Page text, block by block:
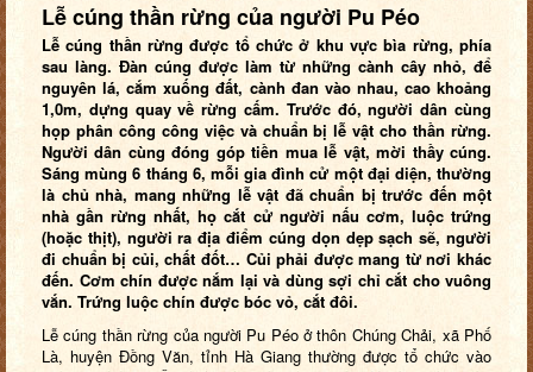
Lễ cúng thần rừng của người Pu Péo
Lễ cúng thần rừng được tổ chức ở khu vực bìa rừng, phía
sau làng. Đàn cúng được làm từ những cành cây nhỏ, để
nguyên lá, cắm xuống đất, cành đan vào nhau, cao khoảng
1,0m, dựng quay về rừng cấm. Trước đó, người dân cùng
họp phân công công việc và chuẩn bị lễ vật cho thần rừng.
Người dân cùng đóng góp tiền mua lễ vật, mời thầy cúng.
Sáng mùng 6 tháng 6, mỗi gia đình cử một đại diện, thường
là chủ nhà, mang những lễ vật đã chuẩn bị trước đến một
nhà gần rừng nhất, họ cắt cử người nấu cơm, luộc trứng
(hoặc thịt), người ra địa điểm cúng dọn dẹp sạch sẽ, người
đi chuẩn bị củi, chất đốt… Củi phải được mang từ nơi khác
đến. Cơm chín được nắm lại và dùng sợi chỉ cắt cho vuông
vắn. Trứng luộc chín được bóc vỏ, cắt đôi.
Lễ cúng thần rừng của người Pu Péo ở thôn Chúng Chải, xã Phố
Là, huyện Đồng Văn, tỉnh Hà Giang thường được tổ chức vào